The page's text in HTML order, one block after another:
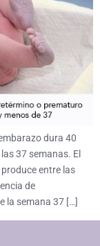
dura 40
37 semanas. El
entre las
de
la semana 37 […]